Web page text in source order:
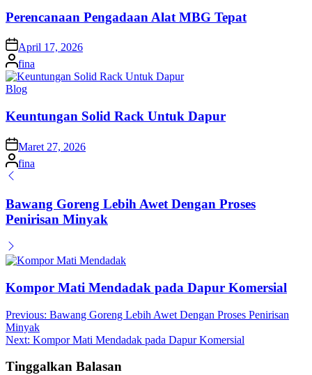
Perencanaan Pengadaan Alat MBG Tepat
on April 17, 2026
Posted
by
fina
Posted
Blog
Keuntungan Solid Rack Untuk Dapur
onMaret 27, 2026
Posted
by
fina
Bawang Goreng Lebih Awet Dengan Proses
Penirisan Minyak
Kompor Mati Mendadak pada Dapur Komersial
Navigasi
pos
Previous: Bawang Goreng Lebih Awet Dengan Proses Penirisan
Minyak
Next: Kompor Mati Mendadak pada Dapur Komersial
Tinggalkan Balasan